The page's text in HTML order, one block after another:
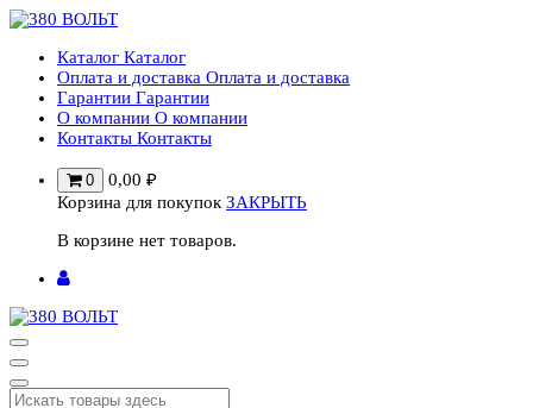
Перейти
содержимому
Каталог Каталог
Оплата и доставка Оплата и доставка
Гарантии Гарантии
О компании О компании
Контакты Контакты
0 0,00 ₽
Корзина для покупок ЗАКРЫТЬ
В корзине нет товаров.